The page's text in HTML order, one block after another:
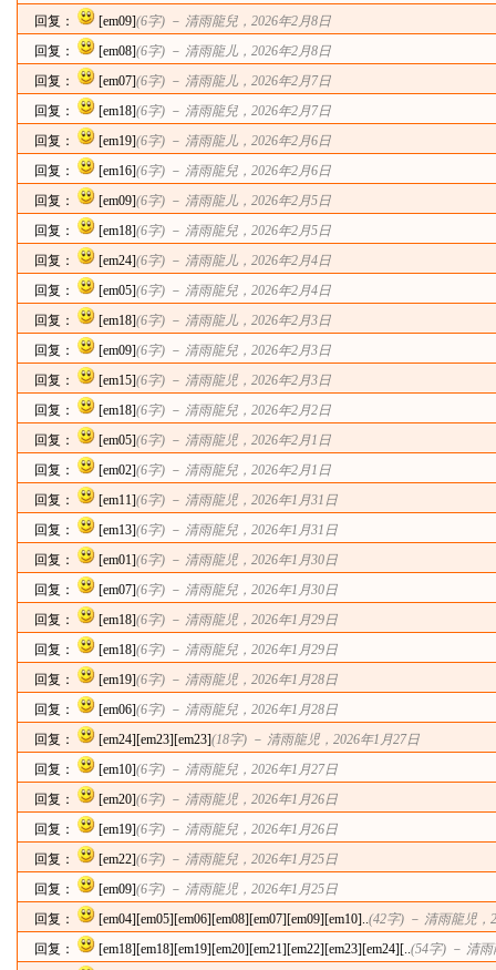
回复：
[em09](6字) － 清雨龍兒 ，2026年2月8日
回复：
[em08](6字) － 清雨龍儿 ，2026年2月8日
回复：
[em07](6字) － 清雨龍儿 ，2026年2月7日
回复：
[em18](6字) － 清雨龍兒 ，2026年2月7日
回复：
[em19](6字) － 清雨龍儿 ，2026年2月6日
回复：
[em16](6字) － 清雨龍兒 ，2026年2月6日
回复：
[em09](6字) － 清雨龍儿 ，2026年2月5日
回复：
[em18](6字) － 清雨龍兒 ，2026年2月5日
回复：
[em24](6字) － 清雨龍儿 ，2026年2月4日
回复：
[em05](6字) － 清雨龍兒 ，2026年2月4日
回复：
[em18](6字) － 清雨龍儿 ，2026年2月3日
回复：
[em09](6字) － 清雨龍兒 ，2026年2月3日
回复：
[em15](6字) － 清雨龍児 ，2026年2月3日
回复：
[em18](6字) － 清雨龍兒 ，2026年2月2日
回复：
[em05](6字) － 清雨龍児 ，2026年2月1日
回复：
[em02](6字) － 清雨龍兒 ，2026年2月1日
回复：
[em11](6字) － 清雨龍児 ，2026年1月31日
回复：
[em13](6字) － 清雨龍兒 ，2026年1月31日
回复：
[em01](6字) － 清雨龍児 ，2026年1月30日
回复：
[em07](6字) － 清雨龍兒 ，2026年1月30日
回复：
[em18](6字) － 清雨龍児 ，2026年1月29日
回复：
[em18](6字) － 清雨龍兒 ，2026年1月29日
回复：
[em19](6字) － 清雨龍児 ，2026年1月28日
回复：
[em06](6字) － 清雨龍兒 ，2026年1月28日
回复：
[em24][em23][em23](18字) － 清雨龍児 ，2026年1月27日
回复：
[em10](6字) － 清雨龍兒 ，2026年1月27日
回复：
[em20](6字) － 清雨龍児 ，2026年1月26日
回复：
[em19](6字) － 清雨龍兒 ，2026年1月26日
回复：
[em22](6字) － 清雨龍兒 ，2026年1月25日
回复：
[em09](6字) － 清雨龍児 ，2026年1月25日
回复：
[em04][em05][em06][em08][em07][em09][em10]..(42字) － 清雨龍児
回复：
[em18][em18][em19][em20][em21][em22][em23][em24][..(54字) － 清雨